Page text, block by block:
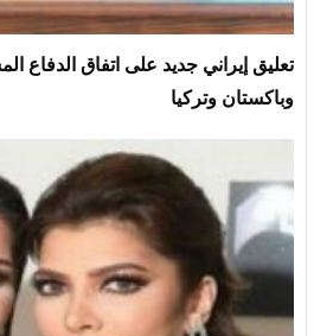
تعليق إيراني جديد على اتفاق الدفاع
وباكستان وتركيا